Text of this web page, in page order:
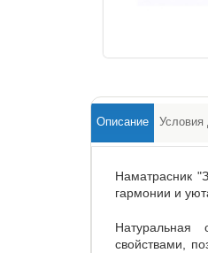
Описание Условия
Наматрасник
гармонии и
Натуральная
свойствами,